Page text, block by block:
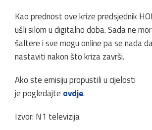
Kao prednost ove krize predsjednik
ušli silom u digitalno doba. Sada ne
šaltere i sve mogu online pa se nada
nastaviti nakon što kriza završi.
Ako ste emisiju propustili u cijelosti
je pogledajte ovdje.
Izvor: N1 televizija